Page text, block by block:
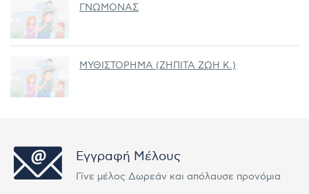
ΓΝΩΜΟΝΑΣ
ΜΥΘΙΣΤΟΡΗΜΑ (ΖΗΠΙΤΑ ΖΩΗ K.)
Εγγραφή Μέλους
Γίνε μέλος Δωρεάν και απόλαυσε προνόμια